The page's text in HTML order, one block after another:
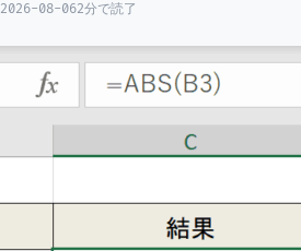
2026-08-062分で読了